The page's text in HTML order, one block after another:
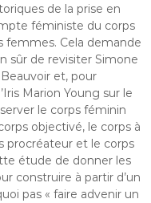
de la prise en
féministe du corps
femmes. Cela demande
sûr de revisiter Simone
et, pour
Marion Young sur le
le corps féminin
objectivé, le corps à
procréateur et le corps
étude de donner les
construire à partir d’un
pas « faire advenir un